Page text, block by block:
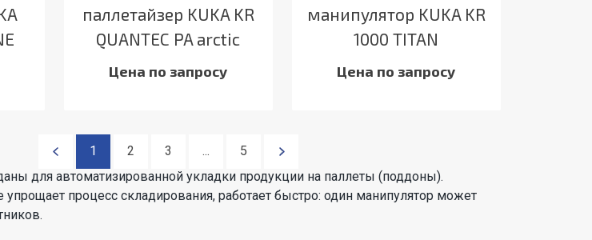
паллетайзер KUKA KR
QUANTEC PA arctic
Цена по запросу
манипулятор KUKA KR
1000 TITAN
Цена по запросу
1 2 3 ...
5
для автоматизированной укладки продукции на паллеты (поддоны).
процесс складирования, работает быстро: один манипулятор может